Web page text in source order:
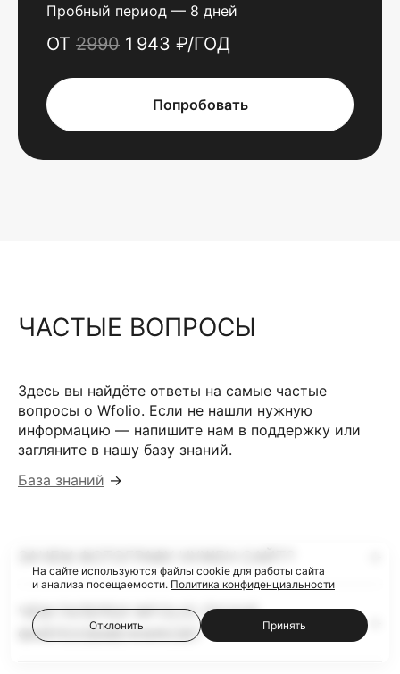
Пробный период — 8 дней
ОТ 2990 1 943 ₽/ГОД
Попробовать
ЧАСТЫЕ ВОПРОСЫ
Здесь вы найдёте ответы на самые частые
вопросы о Wfolio. Если не нашли нужную
информацию — напишите нам в поддержку или
загляните в нашу базу знаний.
База знаний →
ЧЕМ ГАЛЕРЕИ WFOLIO ЛУЧШЕ
ФАЙЛООБМЕННИКОВ?
На сайте используются файлы cookie для работы сайта
и анализа посещаемости. Политика конфиденциальности
Отклонить Принять